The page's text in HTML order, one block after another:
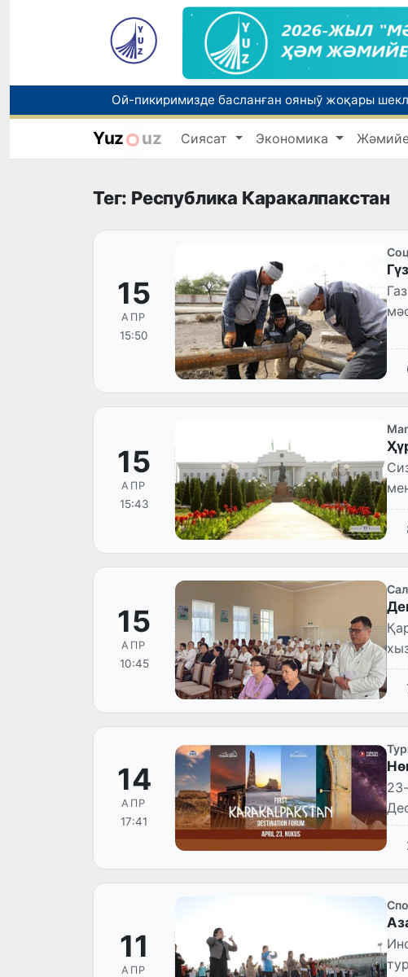
Yuz uz Сиясат Экономика
Тег: Республика Каракалпакстан
15
АПР
15:50
15
АПР
15:43
15
АПР
10:45
14
АПР
17:41
11
АПР